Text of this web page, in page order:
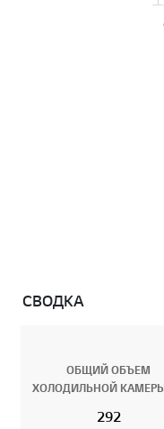
СВОДКА
ОБЩИЙ ОБЪЕМ
ХОЛОДИЛЬНОЙ
292